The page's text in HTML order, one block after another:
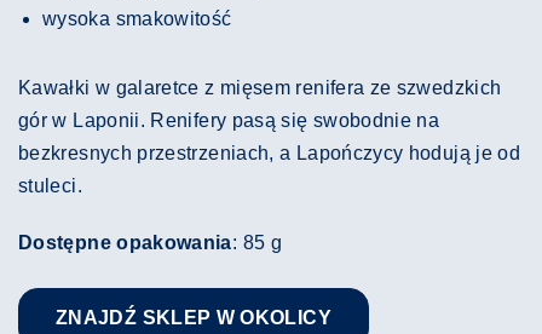
wysoka smakowitość
Kawałki w galaretce z mięsem renifera ze szwedzkich
gór w Laponii. Renifery pasą się swobodnie na
bezkresnych przestrzeniach, a Lapończycy hodują je od
stuleci.
Dostępne opakowania: 85 g
ZNAJDŹ SKLEP W OKOLICY